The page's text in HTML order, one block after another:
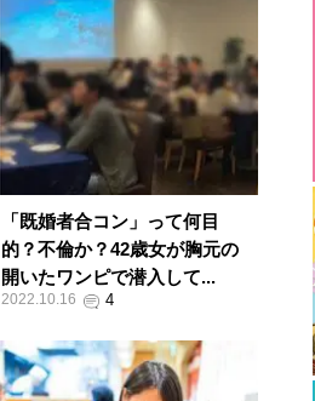
「既婚者合コン」って何目
的？不倫か？42歳女が胸元の
開いたワンピで潜入して...
2022.10.16